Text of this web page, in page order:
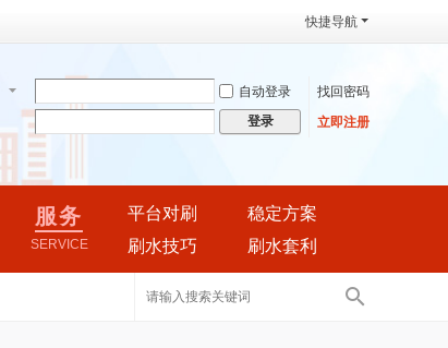
快捷导航
自动登录
找回密码
登录 立即注册
服务
SERVICE
平台对刷
稳定方案
刷水技巧
刷水套利